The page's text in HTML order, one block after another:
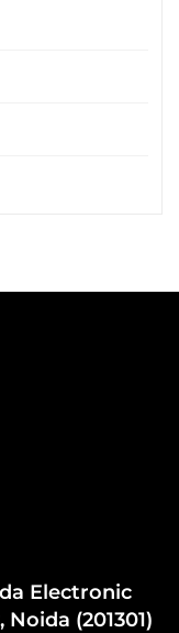
Electronic
(201301)